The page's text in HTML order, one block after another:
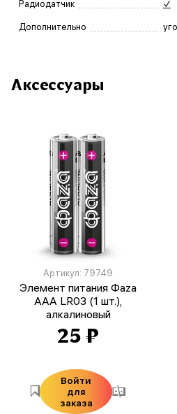
Радиодатчик ✓
Дополнительно
Аксессуары
Артикул: 79749
Элемент питания Фаza
AAA LR03 (1 шт.),
алкалиновый
25 ₽
Войти
для
заказа